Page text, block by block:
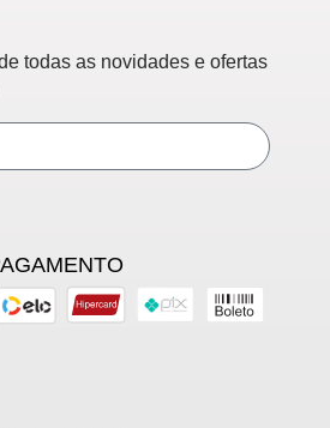
todas as novidades e ofertas